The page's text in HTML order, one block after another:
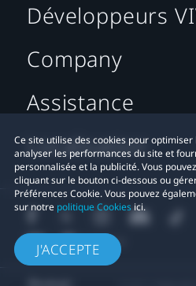
Ce site utilise des cookies pour
analyser les performances du site et
personnalisée et la publicité. Vous
cliquant sur le bouton ci-dessous ou
Préférences Cookie. Vous pouvez
sur notre politique Cookiesici.
J'ACCEPTE
Développeurs
Company
Assistance
Localisation